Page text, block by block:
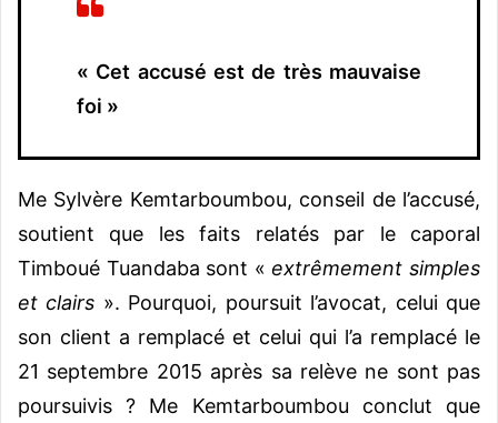
« Cet accusé est de très mauvaise
foi »
Me Sylvère Kemtarboumbou, conseil de l’accusé,
soutient que les faits relatés par le caporal
Timboué Tuandaba sont «extrêmement simples
et clairs ». Pourquoi, poursuit l’avocat, celui que
son client a remplacé et celui qui l’a remplacé le
21 septembre 2015 après sa relève ne sont pas
poursuivis ? Me Kemtarboumbou conclut que